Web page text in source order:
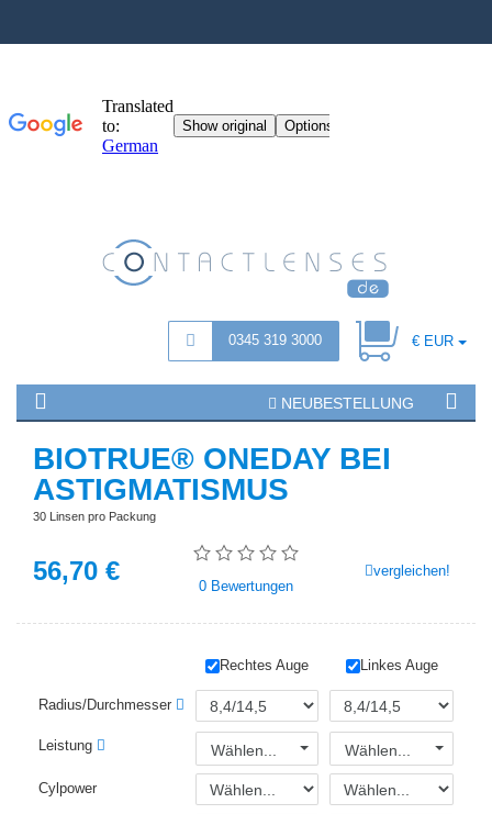
0345 319 3000 € EUR
NEUBESTELLUNG
BIOTRUE® ONEDAY BEI
ASTIGMATISMUS
30 Linsen pro Packung
56,70 €
0Bewertungen
vergleichen!
Rechtes Auge Linkes Auge
Radius/Durchmesser
Leistung Wählen... Wählen...
Cylpower